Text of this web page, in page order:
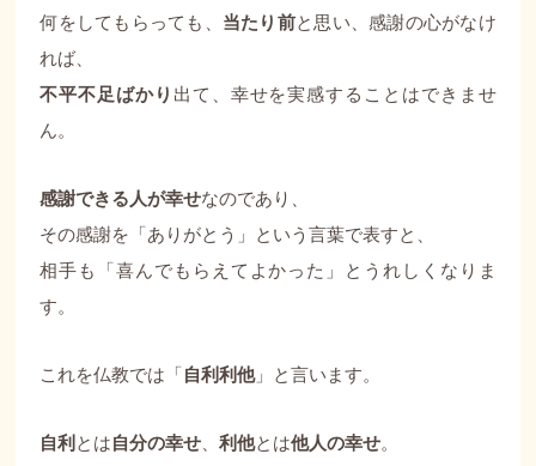
何をしてもらっても、 当たり前と思い、感謝の心がなけ
れば、
不平不足ばかり 出て、幸せを実感することはできませ
ん。
感謝できる人が幸せなのであり、
その感謝を「ありがとう」という言葉で表すと、
相手も「喜んでもらえてよかった」とうれしくなりま
す。
これを仏教では「自利利他」と言います。
自利 とは自分の幸せ 、利他とは他人の幸せ。